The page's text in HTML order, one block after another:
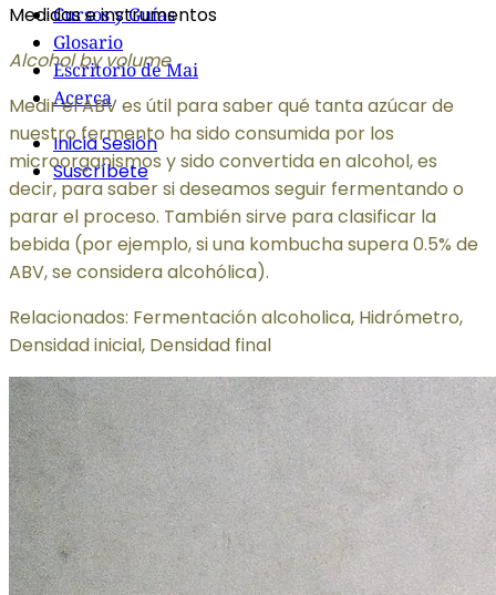
Cursos y Guías
Glosario
Escritorio de Mai
Acerca
Inicia Sesión
Suscríbete
Medidas e instrumentos
Alcohol by volume
Medir el ABV es útil para saber qué tanta azúcar de
nuestro fermento ha sido consumida por los
microorganismos y sido convertida en alcohol, es
decir, para saber si deseamos seguir fermentando o
parar el proceso. También sirve para clasificar la
bebida (por ejemplo, si una kombucha supera 0.5% de
ABV, se considera alcohólica).
Relacionados: Fermentación alcoholica, Hidrómetro,
Densidad inicial, Densidad final